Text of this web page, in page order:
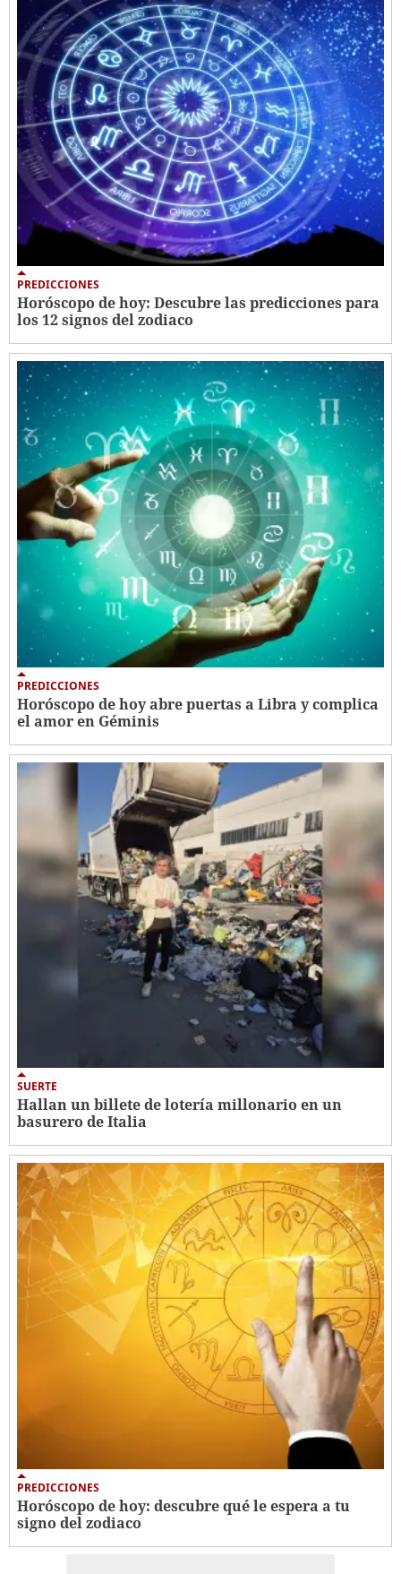
PREDICCIONES
Horóscopo de hoy: Descubre las predicciones para
los 12 signos del zodiaco
PREDICCIONES
Horóscopo de hoy abre puertas a Libra y complica
el amor en Géminis
SUERTE
Hallan un billete de lotería millonario en un
basurero de Italia
PREDICCIONES
Horóscopo de hoy: descubre qué le espera a tu
signo del zodiaco